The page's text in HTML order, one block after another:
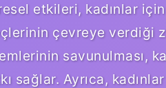
etkileri, kadınlar
çevreye verdiği
savunulması,
sağlar. Ayrıca,